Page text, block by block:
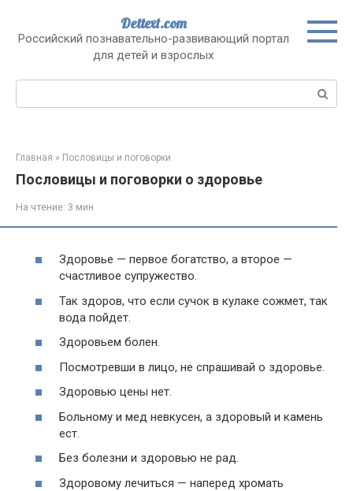
контенту
Dettext.com
Российский познавательно-развивающий портал
для детей и взрослых
Поиск:
Главная » Пословицы и поговорки
Пословицы и поговорки о здоровье
На чтение: 3 мин
Здоровье — первое богатство, а второе —
счастливое супружество.
Так здоров, что если сучок в кулаке сожмет, так
вода пойдет.
Здоровьем болен.
Посмотревши в лицо, не спрашивай о здоровье.
Здоровью цены нет.
Больному и мед невкусен, а здоровый и камень
ест.
Без болезни и здоровью не рад.
Здоровому лечиться — наперед хромать